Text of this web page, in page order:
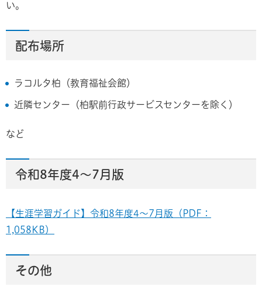
い。
配布場所
ラコルタ柏（教育福祉会館）
近隣センター（柏駅前行政サービスセンターを除く）
など
令和8年度4～7月版
【生涯学習ガイド】令和8年度4～7月版（PDF：
1,058KB）
その他